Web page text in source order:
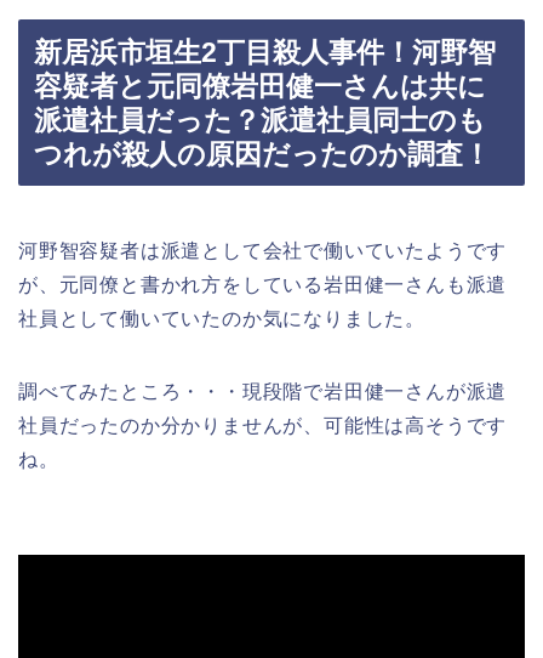
新居浜市垣生2丁目殺人事件！河野智
容疑者と元同僚岩田健一さんは共に
派遣社員だった？派遣社員同士のも
つれが殺人の原因だったのか調査！
河野智容疑者は派遣として会社で働いていたようです
が、元同僚と書かれ方をしている岩田健一さんも派遣
社員として働いていたのか気になりました。
調べてみたところ・・・現段階で岩田健一さんが派遣
社員だったのか分かりませんが、可能性は高そうです
ね。